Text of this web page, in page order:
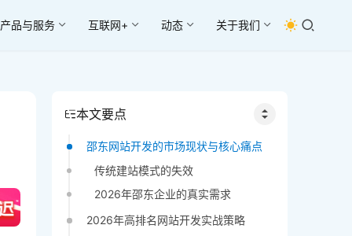
产品与服务 互联网+ 动态 关于我们
本文要点
邵东网站开发的市场现状与核心痛点
传统建站模式的失效
2026年邵东企业的真实需求
2026年高排名网站开发实战策略